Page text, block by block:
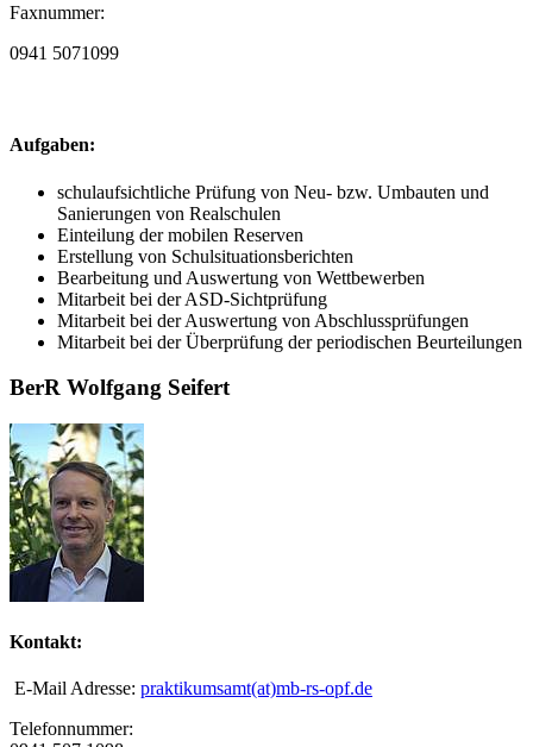
Faxnummer:
0941 5071099
Aufgaben:
schulaufsichtliche Prüfung von Neu- bzw. Umbauten und
Sanierungen von Realschulen
Einteilung der mobilen Reserven
Erstellung von Schulsituationsberichten
Bearbeitung und Auswertung von Wettbewerben
Mitarbeit bei der ASD-Sichtprüfung
Mitarbeit bei der Auswertung von Abschlussprüfungen
Mitarbeit bei der Überprüfung der periodischen Beurteilungen
BerR Wolfgang Seifert
Kontakt:
E-Mail Adresse: praktikumsamt(at)mb-rs-opf.de
Telefonnummer: